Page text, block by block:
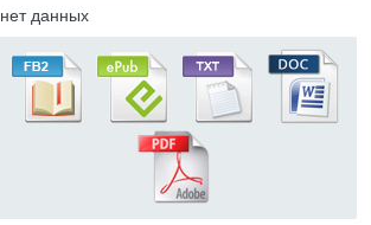
нет данных